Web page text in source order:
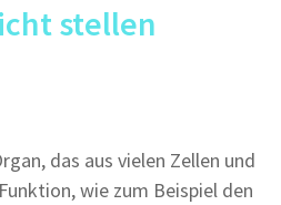
stellen
das aus vielen Zellen und
wie zum Beispiel den